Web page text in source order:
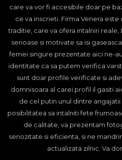
care va vor fi accesibile doar pe
ce va inscrieti. Firma Venera
traditie, care va ofera intalniri reale,
serioase si motivate sa isi
femei singure prezentate aici ne-
identitate ca sa putem verifica
sunt doar profile verificate si
domnisoara al carei profil il gasiti
de cel putin unul dintre
posibilitatea sa intalniti fete
de calitate, va prezentam
seriozitate si eficienta, si ne
actualizata zilnic. Va